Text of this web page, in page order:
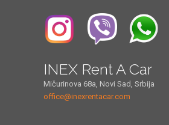
INEX Rent A Car
Mičurinova 68a, Novi Sad, Srbija
office@inexrentacar.com